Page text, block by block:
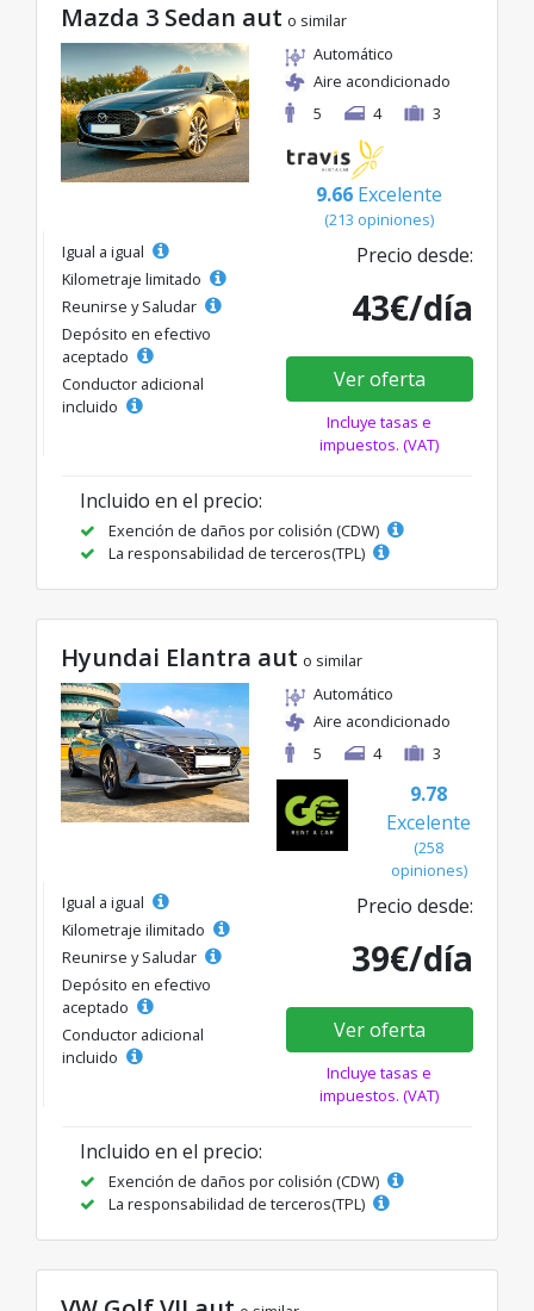
Mazda 3 Sedan aut o similar
Automático
Aire acondicionado
5
4 3
9.66 Excelente
(213 opiniones)
Igual a igual
Kilometraje limitado
Reunirse y Saludar
Depósito en efectivo
aceptado
Conductor adicional
incluido
Precio desde:
43€/día
Ver oferta
Incluye tasas e
impuestos. (VAT)
Incluido en el precio:
Exención de daños por colisión (CDW)
La responsabilidad de terceros(TPL)
Hyundai Elantra aut o similar
Automático
Aire acondicionado
5
4 3
9.78
Excelente
(258
opiniones)
Igual a igual
Kilometraje ilimitado
Reunirse y Saludar
Depósito en efectivo
aceptado
Conductor adicional
incluido
Precio desde:
39€/día
Ver oferta
Incluye tasas e
impuestos. (VAT)
Incluido en el precio:
Exención de daños por colisión (CDW)
La responsabilidad de terceros(TPL)